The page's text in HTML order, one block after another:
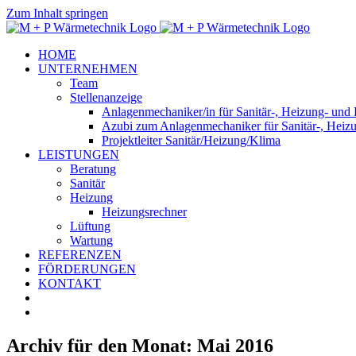
Zum Inhalt springen
HOME
UNTERNEHMEN
Team
Stellenanzeige
Anlagenmechaniker/in für Sanitär-, Heizung-
Azubi zum Anlagenmechaniker für Sanitär-,
Projektleiter Sanitär/Heizung/Klima
LEISTUNGEN
Beratung
Sanitär
Heizung
Heizungsrechner
Lüftung
Wartung
REFERENZEN
FÖRDERUNGEN
KONTAKT
Archiv für den Monat: Mai 2016